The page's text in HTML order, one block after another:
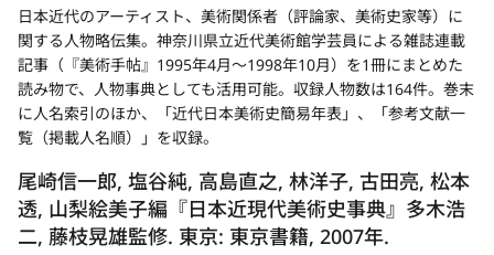
日本近代のアーティスト、美術関係者（評論家、美術史家等）に
関する人物略伝集。神奈川県立近代美術館学芸員による雑誌連載
記事（『美術手帖』1995年4月～1998年10月）を1冊にまとめた
読み物で、人物事典としても活用可能。収録人物数は164件。巻末
に人名索引のほか、「近代日本美術史簡易年表」、「参考文献一
覧（掲載人名順）」を収録。
尾崎信一郎, 塩谷純, 高島直之, 林洋子, 古田亮, 松本
透, 山梨絵美子編『日本近現代美術史事典』多木浩
二, 藤枝晃雄監修. 東京: 東京書籍, 2007年.